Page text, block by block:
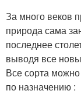
За много веков
природа сама
последнее
выводя все
Все сорта можно
по назначению :